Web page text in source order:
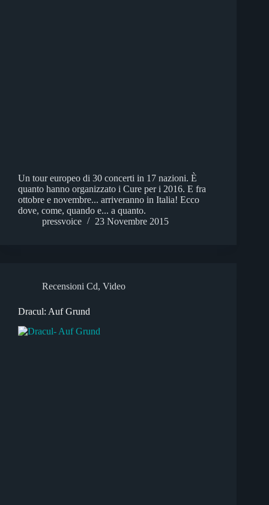
Un tour europeo di 30 concerti in 17 nazioni. È
quanto hanno organizzato i Cure per i 2016. E fra
ottobre e novembre... arriveranno in Italia! Ecco
dove, come, quando e... a quanto.
pressvoice
23 Novembre 2015
Recensioni Cd, Video
Dracul: Auf Grund